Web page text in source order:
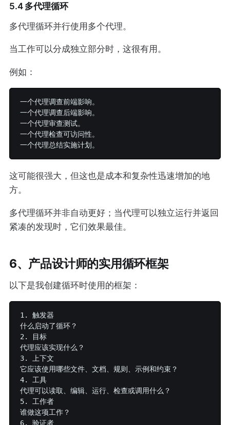
5.4 多代理循环
多代理循环并行使用多个代理。
当工作可以分成独立部分时，这很有用。
例如：
一个代理调查前端影响。
一个代理调查后端影响。
一个代理审查测试。
一个代理检查可访问性。
这可能很强大，但这也是成本和复杂性迅速增加的地
方。
多代理循环并非自动更好；当代理可以独立运行并返回
紧凑的发现时，它们效果最佳。
6、产品设计师的实用循环框架
以下是我创建循环时使用的框架：
1. 触发器
什么启动了循环？
2. 目标
代理应该实现什么？
3. 上下文
它应该使用哪些文件、文档、规则、示例和约束？
4. 工具
代理可以读取、编辑、运行、检查或调用什么？
5. 工作者
谁做这项工作？
6. 验证者